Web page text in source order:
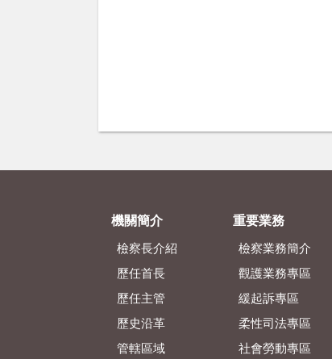
機關簡介
檢察長介紹
歷任首長
歷任主管
歷史沿革
管轄區域
重要業務
檢察業務簡介
觀護業務專區
緩起訴專區
柔性司法專區
社會勞動專區